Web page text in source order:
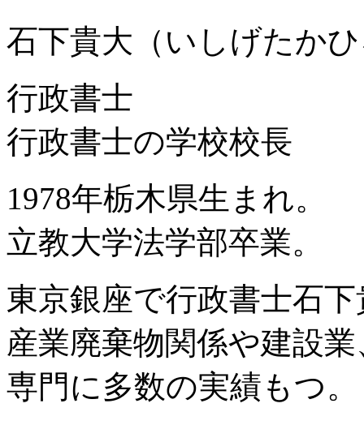
石下貴大（いしげたか
行政書士
行政書士の学校校長
1978年栃木県生まれ。
立教大学法学部卒業。
東京銀座で行政書士石
産業廃棄物関係や建設
専門に多数の実績もつ。